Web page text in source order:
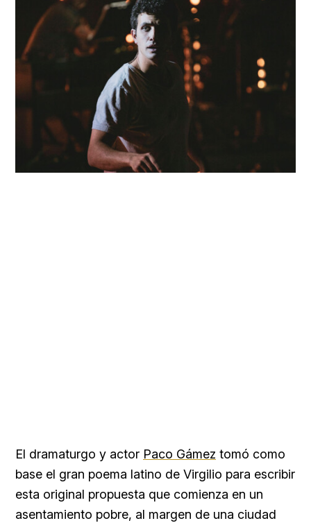
El dramaturgo y actor Paco Gámez tomó como
base el gran poema latino de Virgilio para escribir
esta original propuesta que comienza en un
asentamiento pobre, al margen de una ciudad